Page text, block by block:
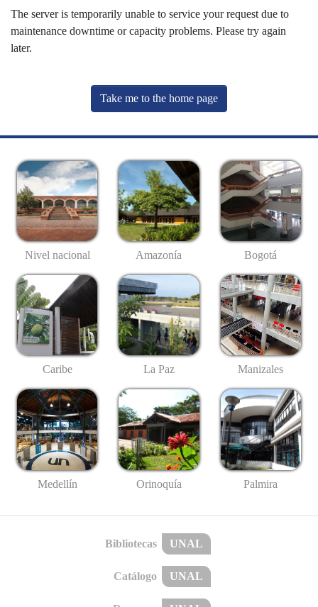
The server is temporarily unable to service your request due to
maintenance downtime or capacity problems. Please try again
later.
Take me to the home page
Nivel nacional Amazonía Bogotá
Caribe La Paz Manizales
Medellín Orinoquía Palmira
Bibliotecas UNAL
Catálogo UNAL